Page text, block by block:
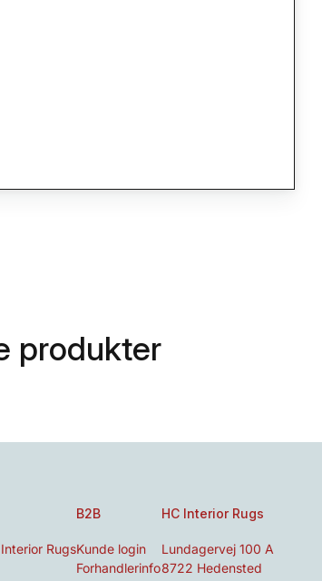
produkter
Rugs
B2B
Kunde login
Forhandlerinfo
HC Interior Rugs
Lundagervej 100 A
8722 Hedensted